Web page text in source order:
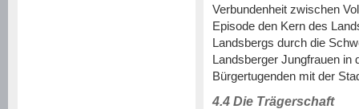
Verbundenheit zwischen
Episode den Kern des
Landsbergs durch die
Landsberger Jungfrauen in
Bürgertugenden mit der
4.4 Die Trägerschaft